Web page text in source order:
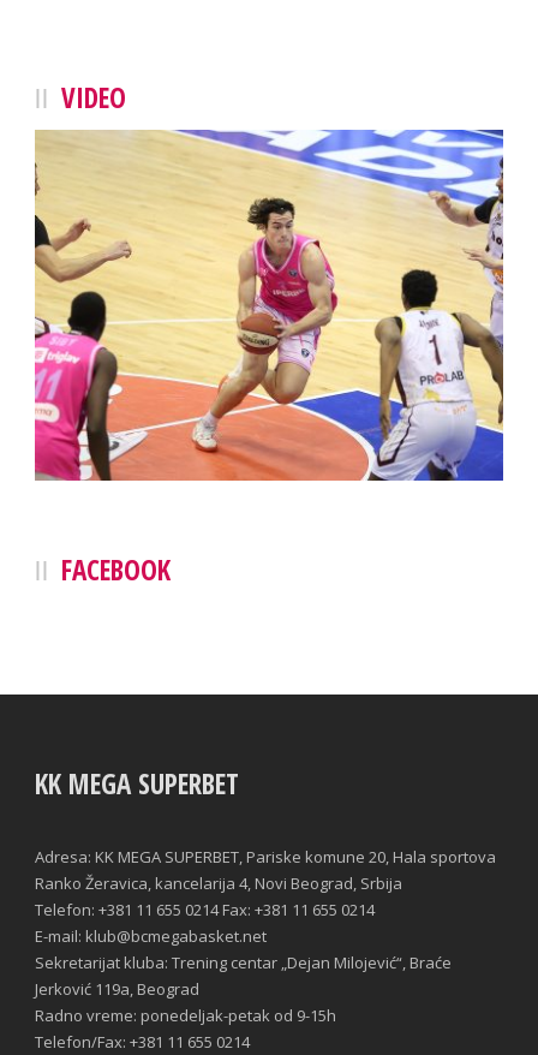
VIDEO
FACEBOOK
KK MEGA SUPERBET
Adresa: KK MEGA SUPERBET, Pariske komune 20, Hala sportova
Ranko Žeravica, kancelarija 4, Novi Beograd, Srbija
Telefon: +381 11 655 0214 Fax: +381 11 655 0214
E-mail: klub@bcmegabasket.net
Sekretarijat kluba: Trening centar „Dejan Milojević“, Braće
Jerković 119a, Beograd
Radno vreme: ponedeljak-petak od 9-15h
Telefon/Fax: +381 11 655 0214